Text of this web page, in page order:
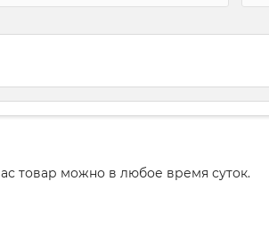
товар можно в любое время суток.